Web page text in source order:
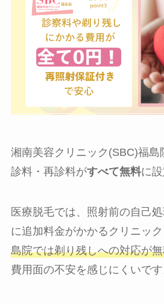
湘南美容クリニック(SBC)福島
診料・再診料がすべて無料に設
医療脱毛では、照射前の自己
に追加料金がかかるクリニック
島院では剃り残しへの対応が
費用面の不安を感じにくいです